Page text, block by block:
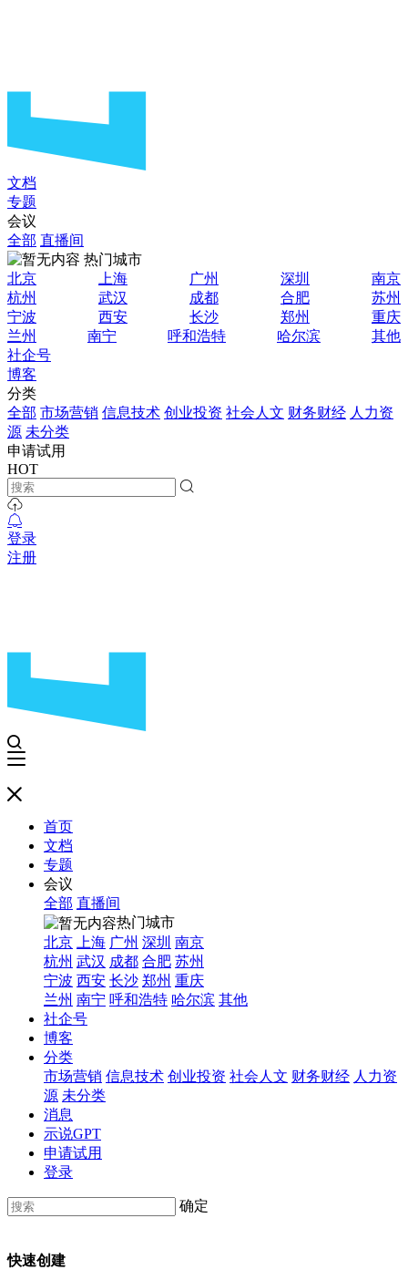
文档
专题
会议
全部 直播间
热门城市
北京
上海 广州 深圳
南京
杭州
武汉 成都 合肥
苏州
宁波
西安 长沙 郑州
重庆
兰州
南宁 呼和浩特 哈尔滨
其他
社企号
博客
分类
全部 市场营销 信息技术 创业投资 社会人文 财务财经 人力资
源 未分类
申请试用
HOT
登录
注册
首页
文档
专题
会议
全部 直播间
热门城市
北京
上海 广州 深圳 南京
杭州 武汉 成都 合肥 苏州
宁波 西安 长沙 郑州 重庆
兰州 南宁 呼和浩特 哈尔滨 其他
社企号
博客
分类
市场营销 信息技术 创业投资 社会人文 财务财经 人力资
源 未分类
消息
示说GPT
申请试用
登录
确定
快速创建